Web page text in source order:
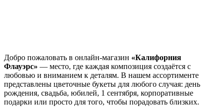
Добро пожаловать в онлайн-магазин «Калифорния
Флауэрс» — место, где каждая композиция создаётся с
любовью и вниманием к деталям. В нашем ассортименте
представлены цветочные букеты для любого случая: день
рождения, свадьба, юбилей, 1 сентября, корпоративные
подарки или просто для того, чтобы порадовать близких.